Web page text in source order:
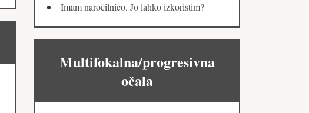
Imam naročilnico. Jo lahko izkoristim?
Multifokalna/progresivna
očala